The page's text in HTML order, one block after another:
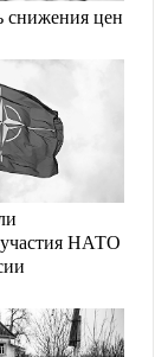
снижения цен
НАТО